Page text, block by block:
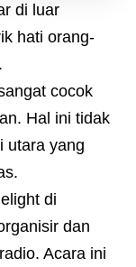
di luar
hati orang-
cocok
Hal ini tidak
utara yang
di
dan
Acara ini